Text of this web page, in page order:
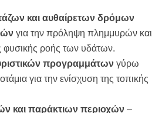
και αυθαίρετων δρόμων
για την πρόληψη πλημμυρών και
φυσικής ροής των υδάτων.
προγραμμάτων γύρω
για την ενίσχυση της τοπικής
και παράκτιων περιοχών –